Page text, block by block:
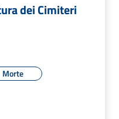
dei Cimiteri
Morte